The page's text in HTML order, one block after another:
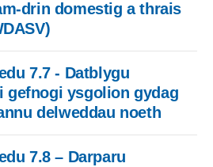
drin domestig a thrais
7.7 - Datblygu
gefnogi ysgolion gydag
delweddau noeth
7.8 – Darparu